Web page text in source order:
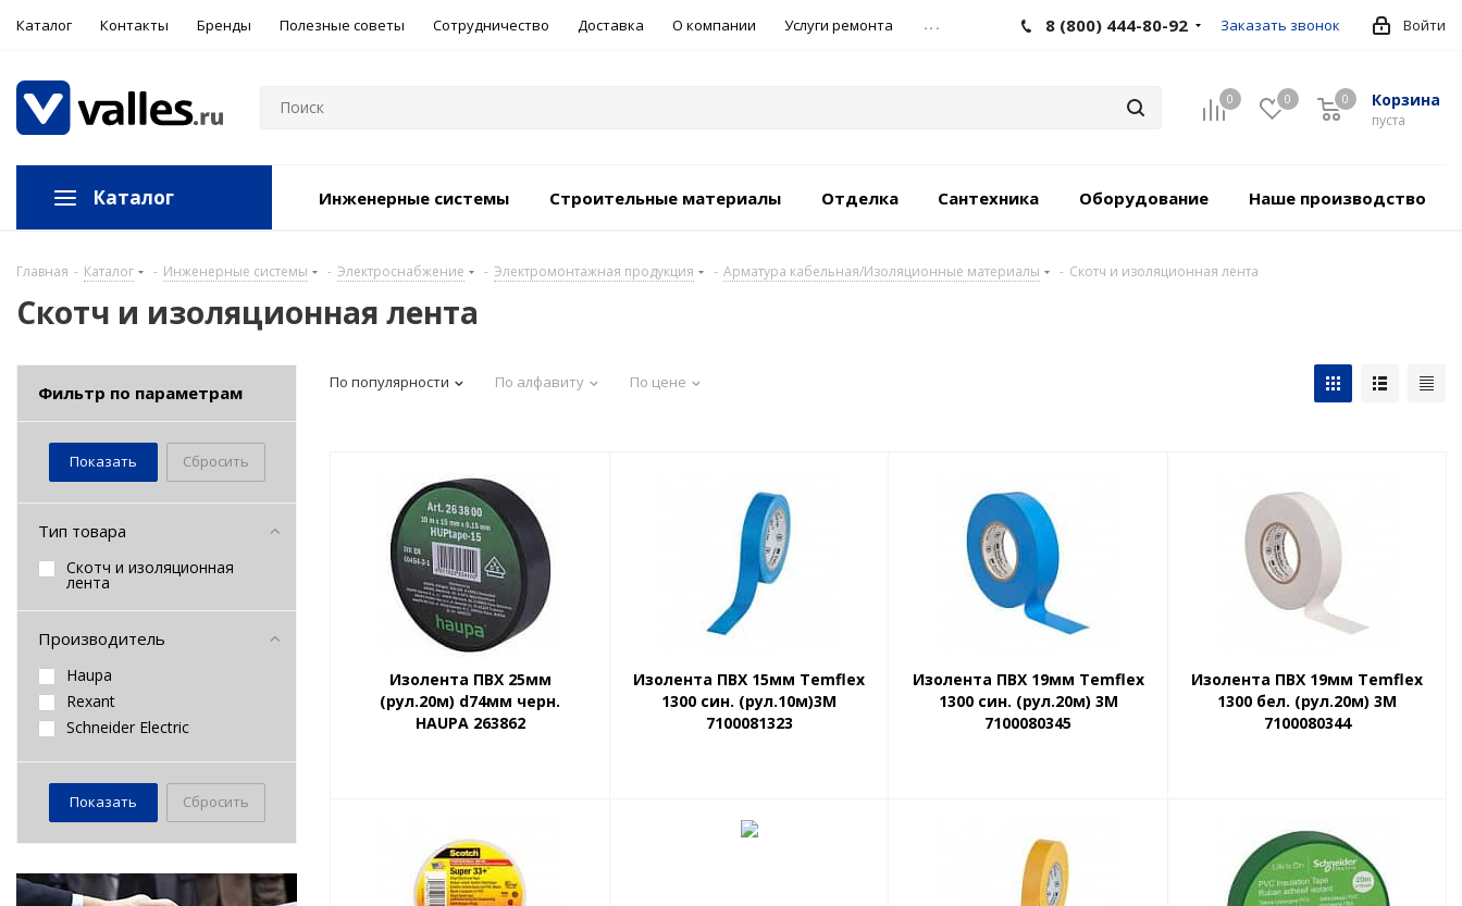
Каталог Контакты Бренды Полезные советы Сотрудничество Доставка О компании Услуги ремонта ... Войти
8 (800) 444-80-92 Заказать звонок
0 0 Корзина
пуста
0
Каталог Инженерные системы Строительные материалы Отделка Сантехника Оборудование Наше производство
Главная - Каталог - Инженерные системы - Электроснабжение - Электромонтажная продукция - Арматура кабельная/Изоляционные материалы - Скотч и изоляционная лента
Скотч и изоляционная лента
По популярности По алфавиту По цене
Изолента ПВХ 25мм
(рул.20м) d74мм черн.
HAUPA 263862
Изолента ПВХ 15мм Temflex
1300 син. (рул.10м)3М
7100081323
Изолента ПВХ 19мм Temflex
1300 син. (рул.20м) 3М
7100080345
Изолента ПВХ 19мм Temflex
1300 бел. (рул.20м) 3М
7100080344
Фильтр по параметрам
Сбросить
Тип товара
Скотч и изоляционная
лента
Производитель
Haupa
Rexant
Schneider Electric
Сбросить